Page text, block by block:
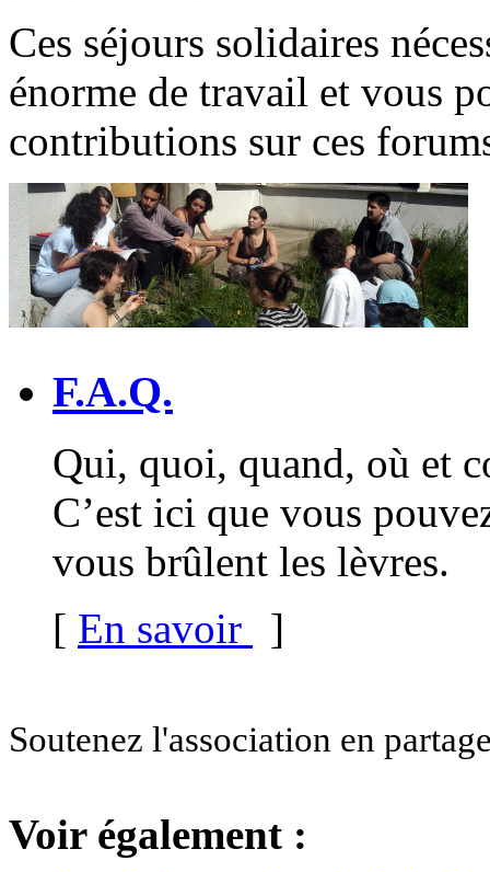
Ces séjours solidaires
énorme de travail et vous
contributions sur ces
F.A.Q.
Qui, quoi, quand, où et
C’est ici que vous
vous brûlent les lèvres.
[ En savoir ]
Soutenez l'association en
Voir également :